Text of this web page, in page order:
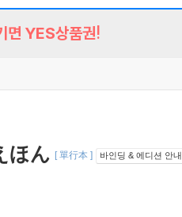
면 YES상품권!
ほん [ 單行本 ] 바인딩 & 에디션 안내